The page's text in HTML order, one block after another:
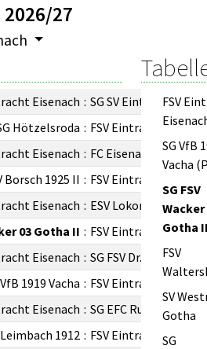
27
Eisenach : SG SV Eintracht Ifta
Hötzelsroda : FSV Eintracht
Eisenach : FC Eisenach
Borsch 1925 II : FSV Eintracht Eisenach
Eisenach : ESV Lokomotive
03 Gotha II : FSV Eintracht Eisenach
Eisenach : SG FSV Dr. Gl. Mühlberg
1919 Vacha : FSV Eintracht Eisenach
Eisenach : SG EFC Ruhla 08
Leimbach 1912 : FSV Eintracht Eisenach
FSV
SG VfB
Vacha
SG FSV
Wacker
Gotha II
FSV
SV
Gotha
SG